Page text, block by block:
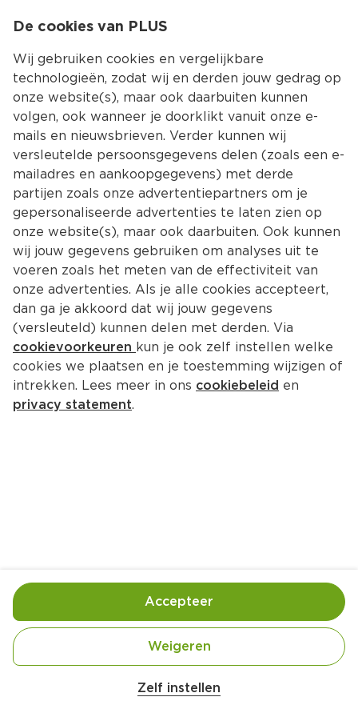
Kies jouw
Terug Producten
XXL Nutrition Flavor Powder
Lemon Cheesecake
rijstzetmeel, rijsmiddel (natriumbicarbonaat),
natuurlijk aroma), perzikfruitstukjes, voedingszuur
(citroenzuur), natuurlijk aroma, AROMA, zoetstof
(sucralose, steviolglycosiden uit stevia), lactase,
antiklontermiddel (siliciumdioxide).
De cookies van PLUS
Wij gebruiken cookies en vergelijkbare
technologieën, zodat wij en derden jouw gedrag op
onze website(s), maar ook daarbuiten kunnen
volgen, ook wanneer je doorklikt vanuit onze e-
mails en nieuwsbrieven. Verder kunnen wij
versleutelde persoonsgegevens delen (zoals een e-
mailadres en aankoopgegevens) met derde
partijen zoals onze advertentiepartners om je
gepersonaliseerde advertenties te laten zien op
onze website(s), maar ook daarbuiten. Ook kunnen
wij jouw gegevens gebruiken om analyses uit te
voeren zoals het meten van de effectiviteit van
onze advertenties. Als je alle cookies accepteert,
dan ga je akkoord dat wij jouw gegevens
(versleuteld) kunnen delen met derden. Via
cookievoorkeuren kun je ook zelf instellen welke
cookies we plaatsen en je toestemming wijzigen of
intrekken. Lees meer in ons cookiebeleid en
privacy statement.
Zelf instellen
Weigeren
Accepteer